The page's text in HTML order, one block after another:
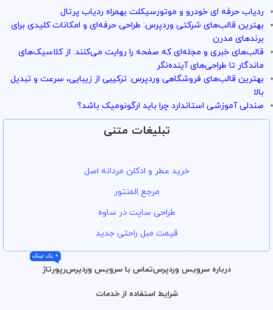
ردیاب حرفه ای خودرو و موتورسیکلت بهمراه ردیاب پرتال
بهترین قالب‌های شرکتی وردپرس: طراحی حرفه‌ای و امکانات کلیدی برای
برندهای مدرن
قالب‌های خبری و مجله‌ای که صفحه را روایت می‌کنند: از کلاسیک‌های
ماندگار تا طراحی‌های آینده‌نگر
بهترین قالب‌های فروشگاهی وردپرس: ترکیبی از زیبایی، سرعت و تبدیل
بالا
صندلی آموزشی استاندارد چرا باید ارگونومیک باشد؟
تبلیغات متنی
خرید عطر و ادکلن مردانه اصل
مرجع المنتور
طراحی سایت در ساوه
قیمت مبل راحتی جدید
درباره سرویس وردپرستماس با سرویس وردپرسرپورتاژ
+ بک لینک
شرایط استفاده از خدمات